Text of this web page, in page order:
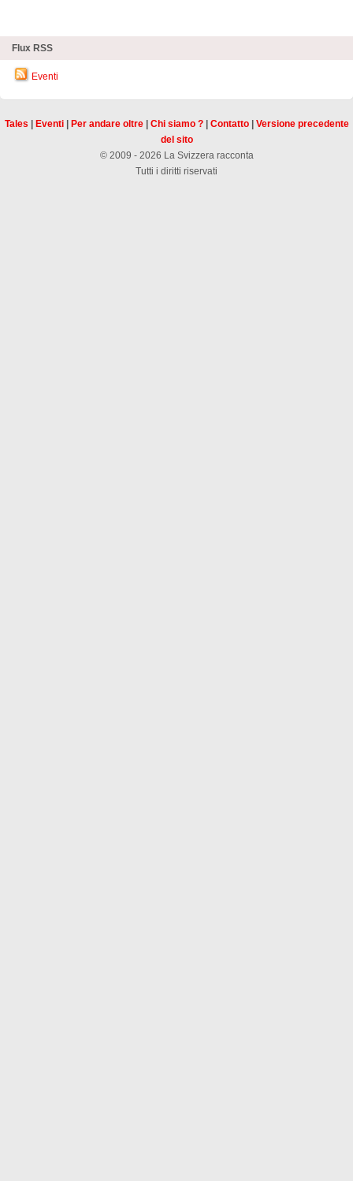
Flux RSS
Eventi
Tales Eventi| Per andare oltre| Chi siamo ?| Contatto| Versione precedente
del sito
© 2009 - 2026 La Svizzera racconta
Tutti i diritti riservati